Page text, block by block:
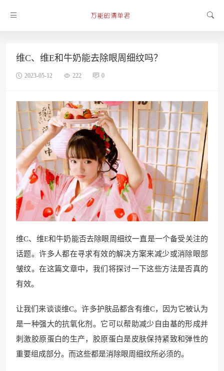
维C、维E和牛奶能去除眼周细纹吗？
2023-05-12 222 0
维C、维E和牛奶能否去除眼周细纹一直是一个备受关注的
话题。许多人都在寻求有效的解决方案来减少或消除眼部
皱纹。在这篇文章中，我们将探讨一下这些方法是否真的
有效。
让我们来谈谈维C。许多护肤品都含有维C，因为它被认为
是一种强大的抗氧化剂。它可以帮助减少自由基的形成并
刺激胶原蛋白的生产，胶原蛋白是皮肤保持紧致和弹性的
重要组成部分。而这些都是消除眼周细纹所必须的。